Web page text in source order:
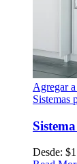
Agregar
Sistemas
Desde: $